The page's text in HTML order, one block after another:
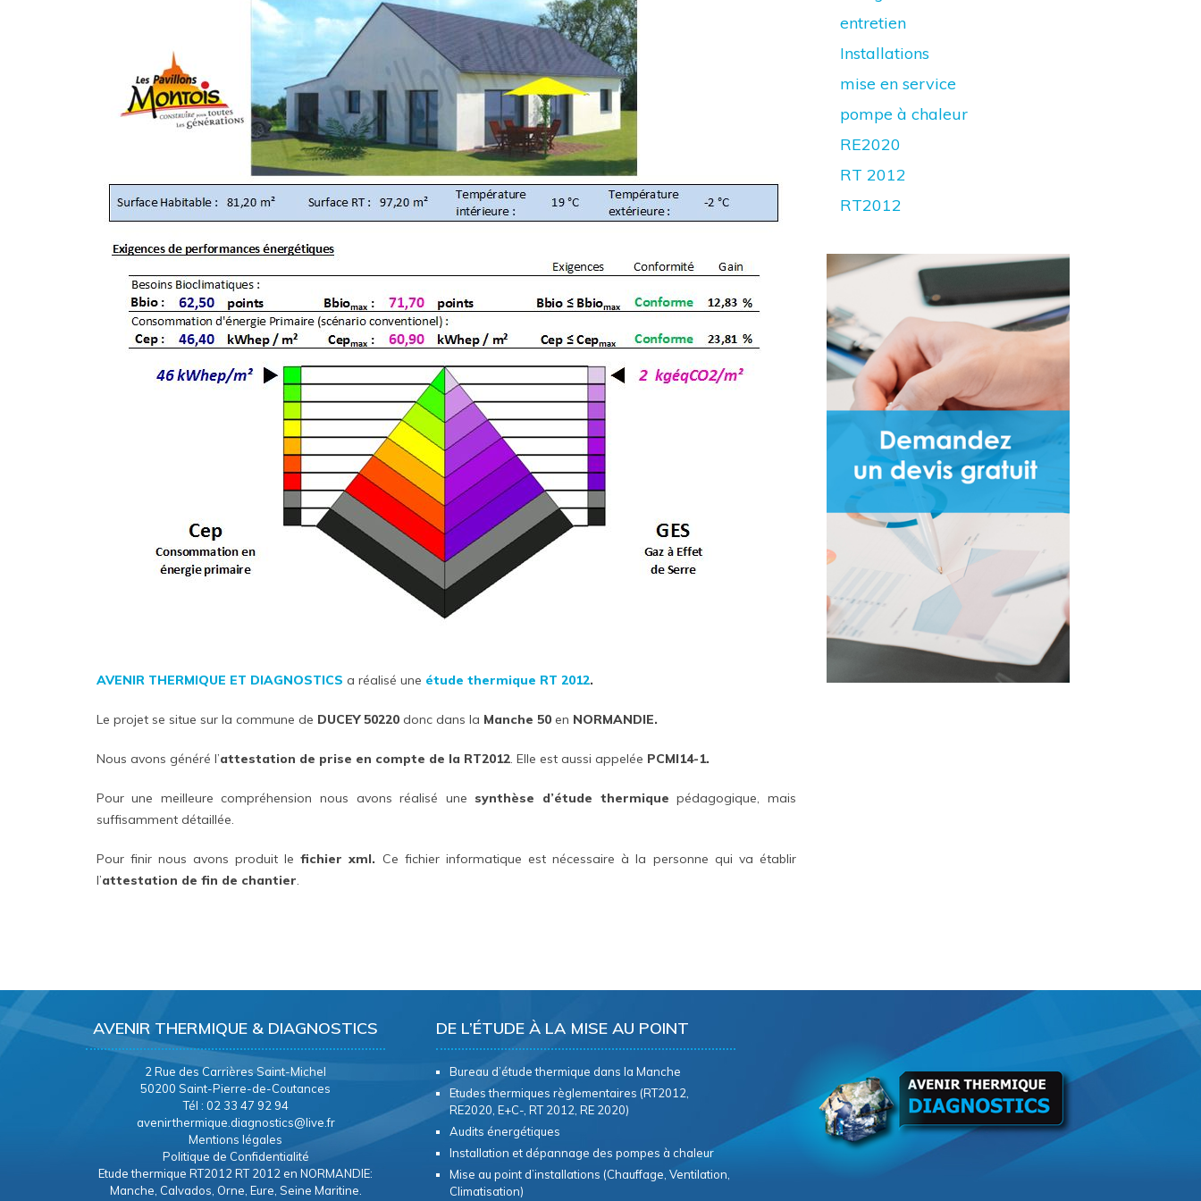
AVENIR THERMIQUE ET DIAGNOSTICS a réalisé une étude thermique RT 2012.
Le projet se situe sur la commune de DUCEY 50220donc dans la Manche 50 en NORMANDIE.
Nous avons généré l’attestation de prise en compte de la RT2012. Elle est aussi appelée PCMI14-1.
Pour une meilleure compréhension nous avons réalisé une synthèse d’étude thermique pédagogique, mais
suffisamment détaillée.
Pour finir nous avons produit lefichier xml. Ce fichier informatique est nécessaire à la personne qui va établir
l’attestation de fin de chantier
entretien
Installations
mise en service
pompe à chaleur
RE2020
RT 2012
RT2012
AVENIR THERMIQUE & DIAGNOSTICS
2 Rue des Carrières Saint-Michel
50200 Saint-Pierre-de-Coutances
Tél : 02 33 47 92 94
avenirthermique.diagnostics@live.fr
Mentions légales
Politique de Confidentialité
Etude thermique RT2012 RT 2012 en NORMANDIE:
Manche, Calvados, Orne, Eure, Seine Maritine.
DE L’ÉTUDE À LA MISE AU POINT
Bureau d’étude thermique dans la Manche
Etudes thermiques règlementaires (RT2012,
RE2020, E+C-, RT 2012, RE 2020)
Audits énergétiques
Installation et dépannage des pompes à chaleur
Mise au point d’installations (Chauffage, Ventilation,
Climatisation)